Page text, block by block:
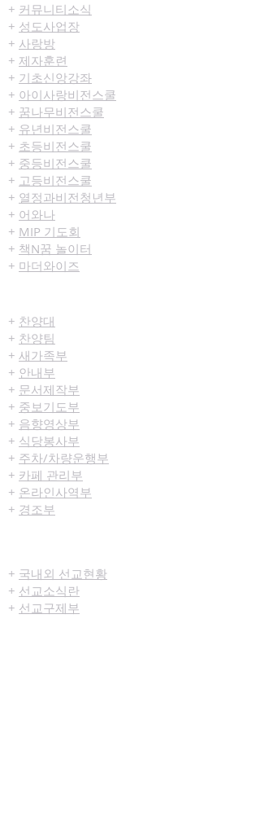
+ 커뮤니티​소식
+ 성도사업장
+ 사랑방
+ 제자훈련
+ 기초신앙강좌
+ 아이사랑비전스쿨
+ 꿈나무비전스쿨
+ 유년비전스쿨
+ 초등비전스쿨
+ 중등비전스쿨
+ 고등비전스쿨
+ 열정과비전청년부
+ 어와나
+ MIP 기도회
+ 책N꿈 놀이터
+ 마더와이즈
+ 찬양대
+ 찬양팀
+ 새가족부
+ 안내부
+ 문서제작부
+ 중보기도부
+ 음향영상부
+ 식당봉사부
+ 주차/차량운행부
+ 카페 관리부
+ 온라인사역부
+ 경조부
+ 국내외 선교현황
+ 선교소식란
+ 선교구제부